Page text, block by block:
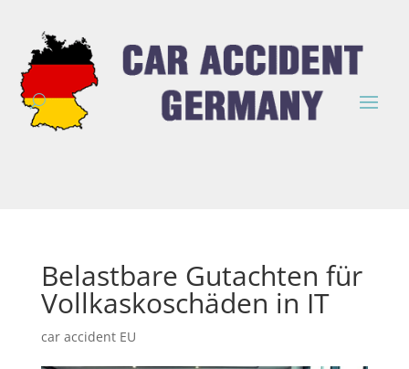
Belastbare Gutachten für
Vollkaskoschäden in IT
car accident EU